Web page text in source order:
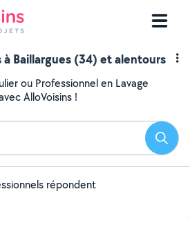
à Baillargues (34) et alentours
ou Professionnel en Lavage
AlloVoisins !
répondent